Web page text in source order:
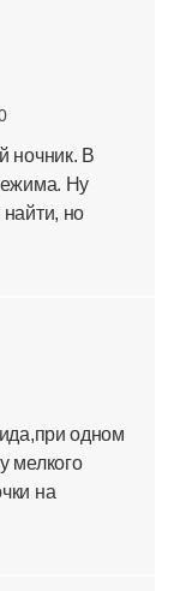
ночник. В
Ну
но
одном
мелкого
на